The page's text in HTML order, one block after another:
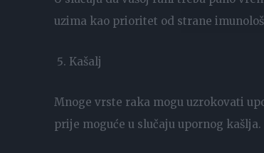
uzima kao prioritet od strane
Kašalj
Mnoge vrste raka mogu uzrokovati
prije moguće u slučaju upornog kašlja.